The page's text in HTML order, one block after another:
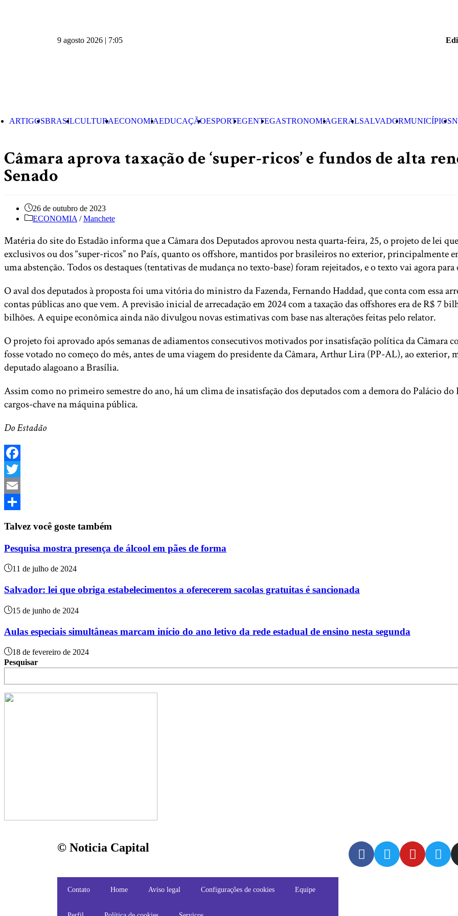
9 agosto 2026 | 7:05
ARTIGOSBRASILCULTURAECONOMIAEDUCAÇÃOESPORTEGENTEGASTRONOMIAGERALSALVADORMUNICÍPIOS
Câmara aprova taxação de ‘super-ricos’ e fundos de alta
Senado
26 de outubro de 2023
ECONOMIA / Manchete
Matéria do site do Estadão informa que a Câmara dos Deputados aprovou nesta quarta-feira, 25, o projeto de lei
exclusivos ou dos “super-ricos” no País, quanto os offshore, mantidos por brasileiros no exterior, principalmente
uma abstenção. Todos os destaques (tentativas de mudança no texto-base) foram rejeitados, e o texto vai agora para
O aval dos deputados à proposta foi uma vitória do ministro da Fazenda, Fernando Haddad, que conta com essa
contas públicas ano que vem. A previsão inicial de arrecadação em 2024 com a taxação das offshores era de R$ 7
bilhões. A equipe econômica ainda não divulgou novas estimativas com base nas alterações feitas pelo relator.
O projeto foi aprovado após semanas de adiamentos consecutivos motivados por insatisfação política da Câmara
fosse votado no começo do mês, antes de uma viagem do presidente da Câmara, Arthur Lira (PP-AL), ao
deputado alagoano a Brasília.
Assim como no primeiro semestre do ano, há um clima de insatisfação dos deputados com a demora do Palácio
cargos-chave na máquina pública.
Do Estadão
Facebook
Twitter
Email
Talvez você goste também
Pesquisa mostra presença de álcool em pães de forma
11 de julho de 2024
Salvador: lei que obriga estabelecimentos a oferecerem sacolas gratuitas é sancionada
15 de junho de 2024
Aulas especiais simultâneas marcam início do ano letivo da rede estadual de ensino nesta segunda
18 de fevereiro de 2024
Pesquisar
© Noticia Capital
Contato Home Aviso legal Configurações de cookies Equipe